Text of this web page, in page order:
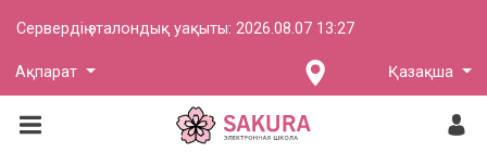
Ақпарат
Сервердің эталондық уақыты:2026.08.07 13:27
Қазақша